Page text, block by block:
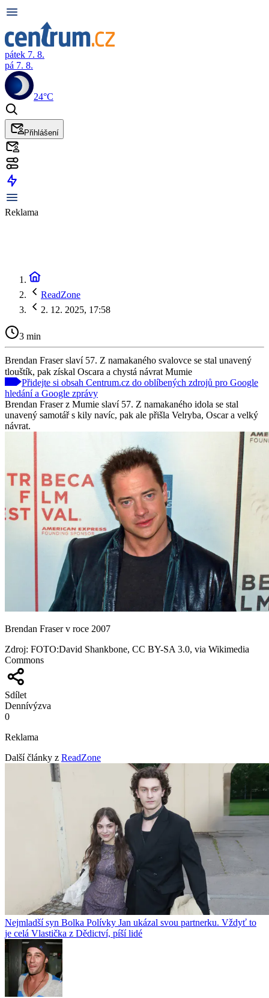
pátek 7. 8.
pá 7. 8.
24°C
Přihlášení
Reklama
ReadZone
2. 12. 2025, 17:58
3 min
Brendan Fraser slaví 57. Z namakaného svalovce se stal unavený
tlouštík, pak získal Oscara a chystá návrat Mumie
Přidejte si obsah Centrum.cz do oblíbených zdrojů pro Google
hledání a Google zprávy
Brendan Fraser z Mumie slaví 57. Z namakaného idola se stal
unavený samotář s kily navíc, pak ale přišla Velryba, Oscar a velký
návrat.
Brendan Fraser v roce 2007
Zdroj: FOTO:David Shankbone, CC BY-SA 3.0, via Wikimedia
Commons
Sdílet
Dennívýzva
0
Reklama
Další články z ReadZone
Nejmladší syn Bolka Polívky Jan ukázal svou partnerku. Vždyť to
je celá Vlastička z Dědictví, píší lidé